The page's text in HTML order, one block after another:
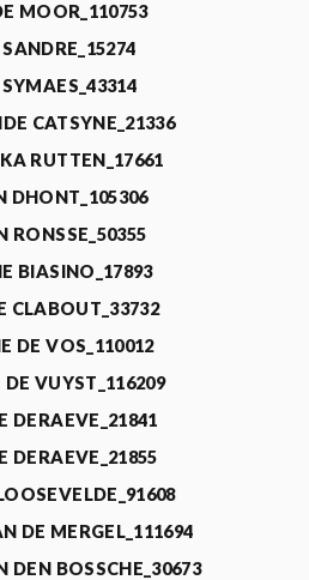
MOOR_110753
CATSYNE_21336
RUTTEN_17661
DHONT_105306
RONSSE_50355
BIASINO_17893
CLABOUT_33732
DE VOS_110012
VUYST_116209
DERAEVE_21841
DERAEVE_21855
DE MERGEL_111694
DEN BOSSCHE_30673